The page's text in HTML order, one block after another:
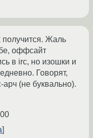
получится. Жаль
оффсайт
в irc, но изошки и
Говорят,
арч (не буквально).